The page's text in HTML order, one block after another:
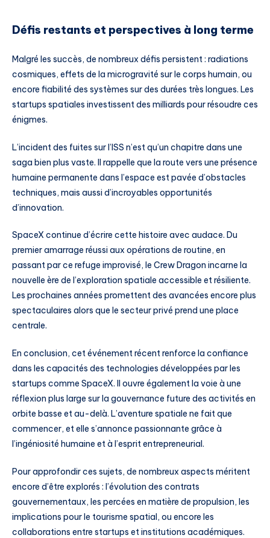
Défis restants et perspectives à long terme
Malgré les succès, de nombreux défis persistent : radiations
cosmiques, effets de la microgravité sur le corps humain, ou
encore fiabilité des systèmes sur des durées très longues. Les
startups spatiales investissent des milliards pour résoudre ces
énigmes.
L’incident des fuites sur l’ISS n’est qu’un chapitre dans une
saga bien plus vaste. Il rappelle que la route vers une présence
humaine permanente dans l’espace est pavée d’obstacles
techniques, mais aussi d’incroyables opportunités
d’innovation.
SpaceX continue d’écrire cette histoire avec audace. Du
premier amarrage réussi aux opérations de routine, en
passant par ce refuge improvisé, le Crew Dragon incarne la
nouvelle ère de l’exploration spatiale accessible et résiliente.
Les prochaines années promettent des avancées encore plus
spectaculaires alors que le secteur privé prend une place
centrale.
En conclusion, cet événement récent renforce la confiance
dans les capacités des technologies développées par les
startups comme SpaceX. Il ouvre également la voie à une
réflexion plus large sur la gouvernance future des activités en
orbite basse et au-delà. L’aventure spatiale ne fait que
commencer, et elle s’annonce passionnante grâce à
l’ingéniosité humaine et à l’esprit entrepreneurial.
Pour approfondir ces sujets, de nombreux aspects méritent
encore d’être explorés : l’évolution des contrats
gouvernementaux, les percées en matière de propulsion, les
implications pour le tourisme spatial, ou encore les
collaborations entre startups et institutions académiques.